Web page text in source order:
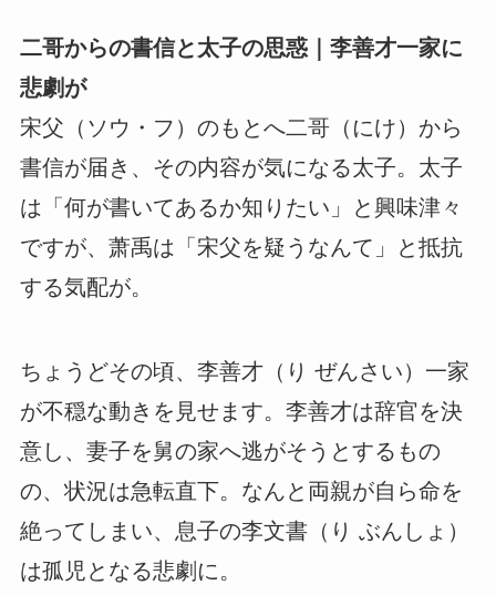
二哥からの書信と太子の思惑｜李善才一家に
悲劇が
宋父（ソウ・フ）のもとへ二哥（にけ）から
書信が届き、その内容が気になる太子。太子
は「何が書いてあるか知りたい」と興味津々
ですが、萧禹は「宋父を疑うなんて」と抵抗
する気配が。
ちょうどその頃、李善才（り ぜんさい）一家
が不穏な動きを見せます。李善才は辞官を決
意し、妻子を舅の家へ逃がそうとするもの
の、状況は急転直下。なんと両親が自ら命を
絶ってしまい、息子の李文書（り ぶんしょ）
は孤児となる悲劇に。